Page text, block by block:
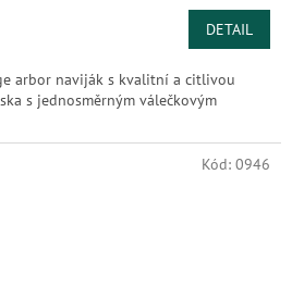
DETAIL
arbor naviják s kvalitní a citlivou
s jednosměrným válečkovým
Kód: 0946